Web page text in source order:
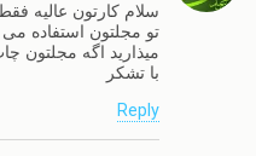
سلام کارتون عالیه
تو مجلتون استفاده
میذارید اگه مجلتون
با تشکر
Reply